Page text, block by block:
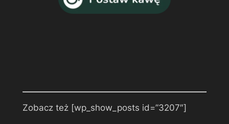
Zobacz też [wp_show_posts id=”3207″]